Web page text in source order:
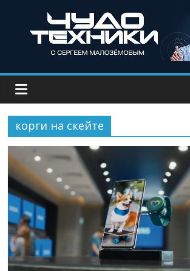
корги на скейте